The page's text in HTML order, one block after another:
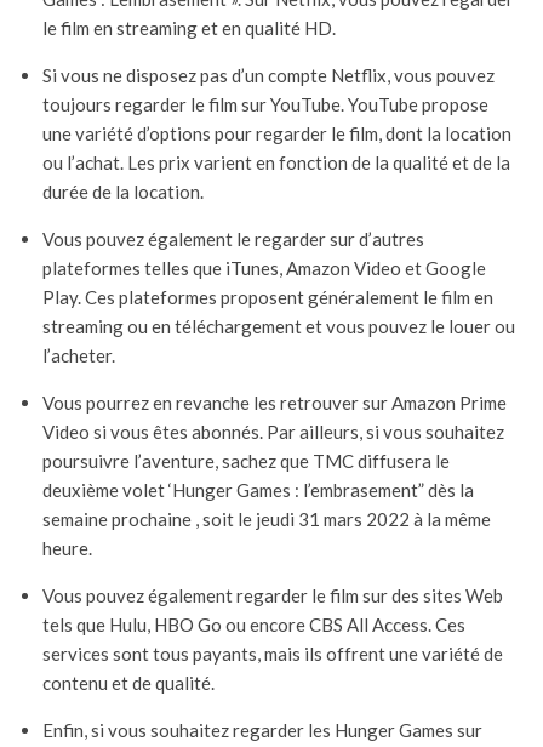
le film en streaming et en qualité HD.
Si vous ne disposez pas d’un compte Netflix, vous pouvez
toujours regarder le film sur YouTube. YouTube propose
une variété d’options pour regarder le film, dont la location
ou l’achat. Les prix varient en fonction de la qualité et de la
durée de la location.
Vous pouvez également le regarder sur d’autres
plateformes telles que iTunes, Amazon Video et Google
Play. Ces plateformes proposent généralement le film en
streaming ou en téléchargement et vous pouvez le louer ou
l’acheter.
Vous pourrez en revanche les retrouver sur Amazon Prime
Video si vous êtes abonnés. Par ailleurs, si vous souhaitez
poursuivre l’aventure, sachez que TMC diffusera le
deuxième volet ‘Hunger Games : l’embrasement” dès la
semaine prochaine , soit le jeudi 31 mars 2022 à la même
heure.
Vous pouvez également regarder le film sur des sites Web
tels que Hulu, HBO Go ou encore CBS All Access. Ces
services sont tous payants, mais ils offrent une variété de
contenu et de qualité.
Enfin, si vous souhaitez regarder les Hunger Games sur